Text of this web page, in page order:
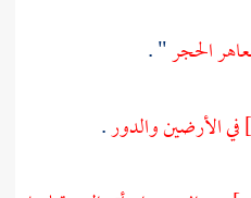
الحجر" .
في الأرضين والدور.